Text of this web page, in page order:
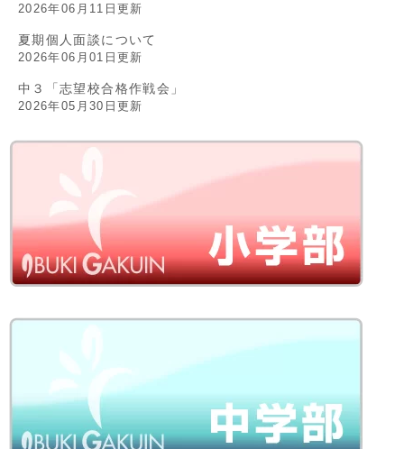
2026年06月11日更新
夏期個人面談について
2026年06月01日更新
中３「志望校合格作戦会」
2026年05月30日更新